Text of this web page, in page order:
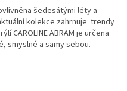
šedesátými léty a
kolekce zahrnuje trendy
CAROLINE ABRAM je určena
smyslné a samy sebou.